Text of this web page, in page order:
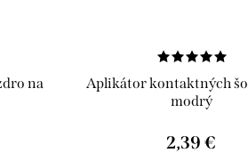
na
Aplikátor kontaktných
modrý
2,39 €